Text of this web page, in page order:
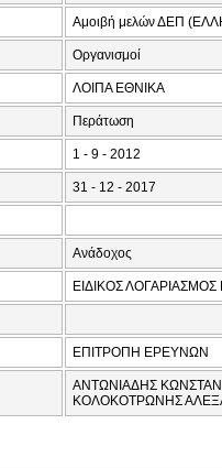
Αμοιβή μελών ΔΕΠ
Οργανισμοί
ΛΟΙΠΑ ΕΘΝΙΚΑ
Περάτωση
1 - 9 - 2012
31 - 12 - 2017
Ανάδοχος
ΕΙΔΙΚΟΣ
ΕΠΙΤΡΟΠΗ ΕΡΕΥΝΩΝ
ΑΝΤΩΝΙΑΔΗΣ
ΚΟΛΟΚΟΤΡΩΝΗΣ